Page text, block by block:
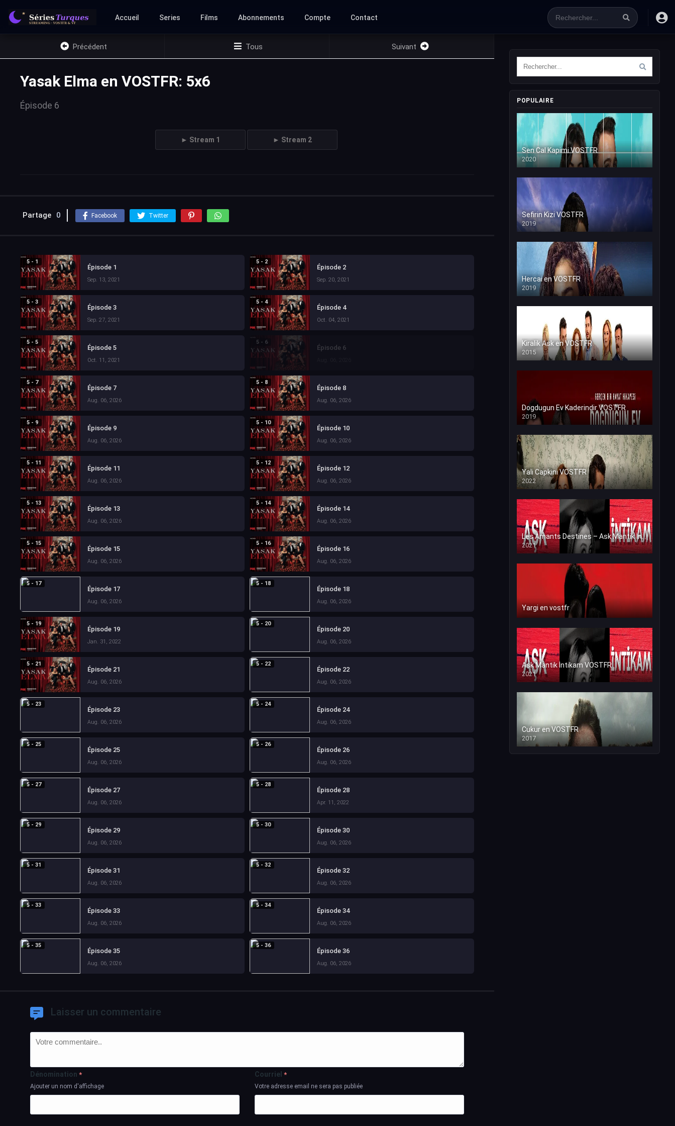
Accueil Series Films Abonnements Compte Contact
Précédent Tous Suivant
Yasak Elma en VOSTFR: 5x6
Épisode 6
► Stream 1 ► Stream 2
Partage 0 Facebook Twitter
5 - 1
Épisode 1
Sep. 13, 2021
5 - 2
Épisode 2
Sep. 20, 2021
5 - 3
Épisode 3
Sep. 27, 2021
5 - 4
Épisode 4
Oct. 04, 2021
5 - 5
Épisode 5
Oct. 11, 2021
5 - 6
Épisode 6
5 - 7
Épisode 7
Aug. 06, 2026
5 - 8
Épisode 8
Aug. 06, 2026
5 - 9
Épisode 9
Aug. 06, 2026
5 - 10
Épisode 10
Aug. 06, 2026
5 - 11
Épisode 11
Aug. 06, 2026
5 - 12
Épisode 12
Aug. 06, 2026
5 - 13
Épisode 13
Aug. 06, 2026
5 - 14
Épisode 14
Aug. 06, 2026
5 - 15
Épisode 15
Aug. 06, 2026
5 - 16
Épisode 16
Aug. 06, 2026
5 - 17
Épisode 17
Aug. 06, 2026
5 - 18
Épisode 18
Aug. 06, 2026
5 - 19
Épisode 19
Jan. 31, 2022
5 - 20
Épisode 20
Aug. 06, 2026
5 - 21
Épisode 21
Aug. 06, 2026
5 - 22
Épisode 22
Aug. 06, 2026
5 - 23
Épisode 23
Aug. 06, 2026
5 - 24
Épisode 24
Aug. 06, 2026
5 - 25
Épisode 25
Aug. 06, 2026
5 - 26
Épisode 26
Aug. 06, 2026
5 - 27
Épisode 27
Aug. 06, 2026
5 - 28
Épisode 28
Apr. 11, 2022
5 - 29
Épisode 29
Aug. 06, 2026
5 - 30
Épisode 30
Aug. 06, 2026
5 - 31
Épisode 31
Aug. 06, 2026
5 - 32
Épisode 32
Aug. 06, 2026
5 - 33
Épisode 33
Aug. 06, 2026
5 - 34
Épisode 34
Aug. 06, 2026
5 - 35
Épisode 35
Aug. 06, 2026
5 - 36
Épisode 36
Aug. 06, 2026
Laisser un commentaire
Dénomination *
Ajouter un nom d'affichage
Courriel *
Votre adresse email ne sera pas publiée
POPULAIRE
Sen Cal Kapimi VOSTFR
2020
Sefirin Kizi VOSTFR
2019
Hercai en VOSTFR
2019
Kiralik Ask en VOSTFR
2015
Dogdugun Ev Kaderindir VOSTFR
2019
Yali Capkini VOSTFR
2022
Les Amants Destines – Ask Mantik İntikam en VF (Voix Francaise)
2021
Yargi en vostfr
Ask Mantik İntikam VOSTFR
2021
Cukur en VOSTFR
2017